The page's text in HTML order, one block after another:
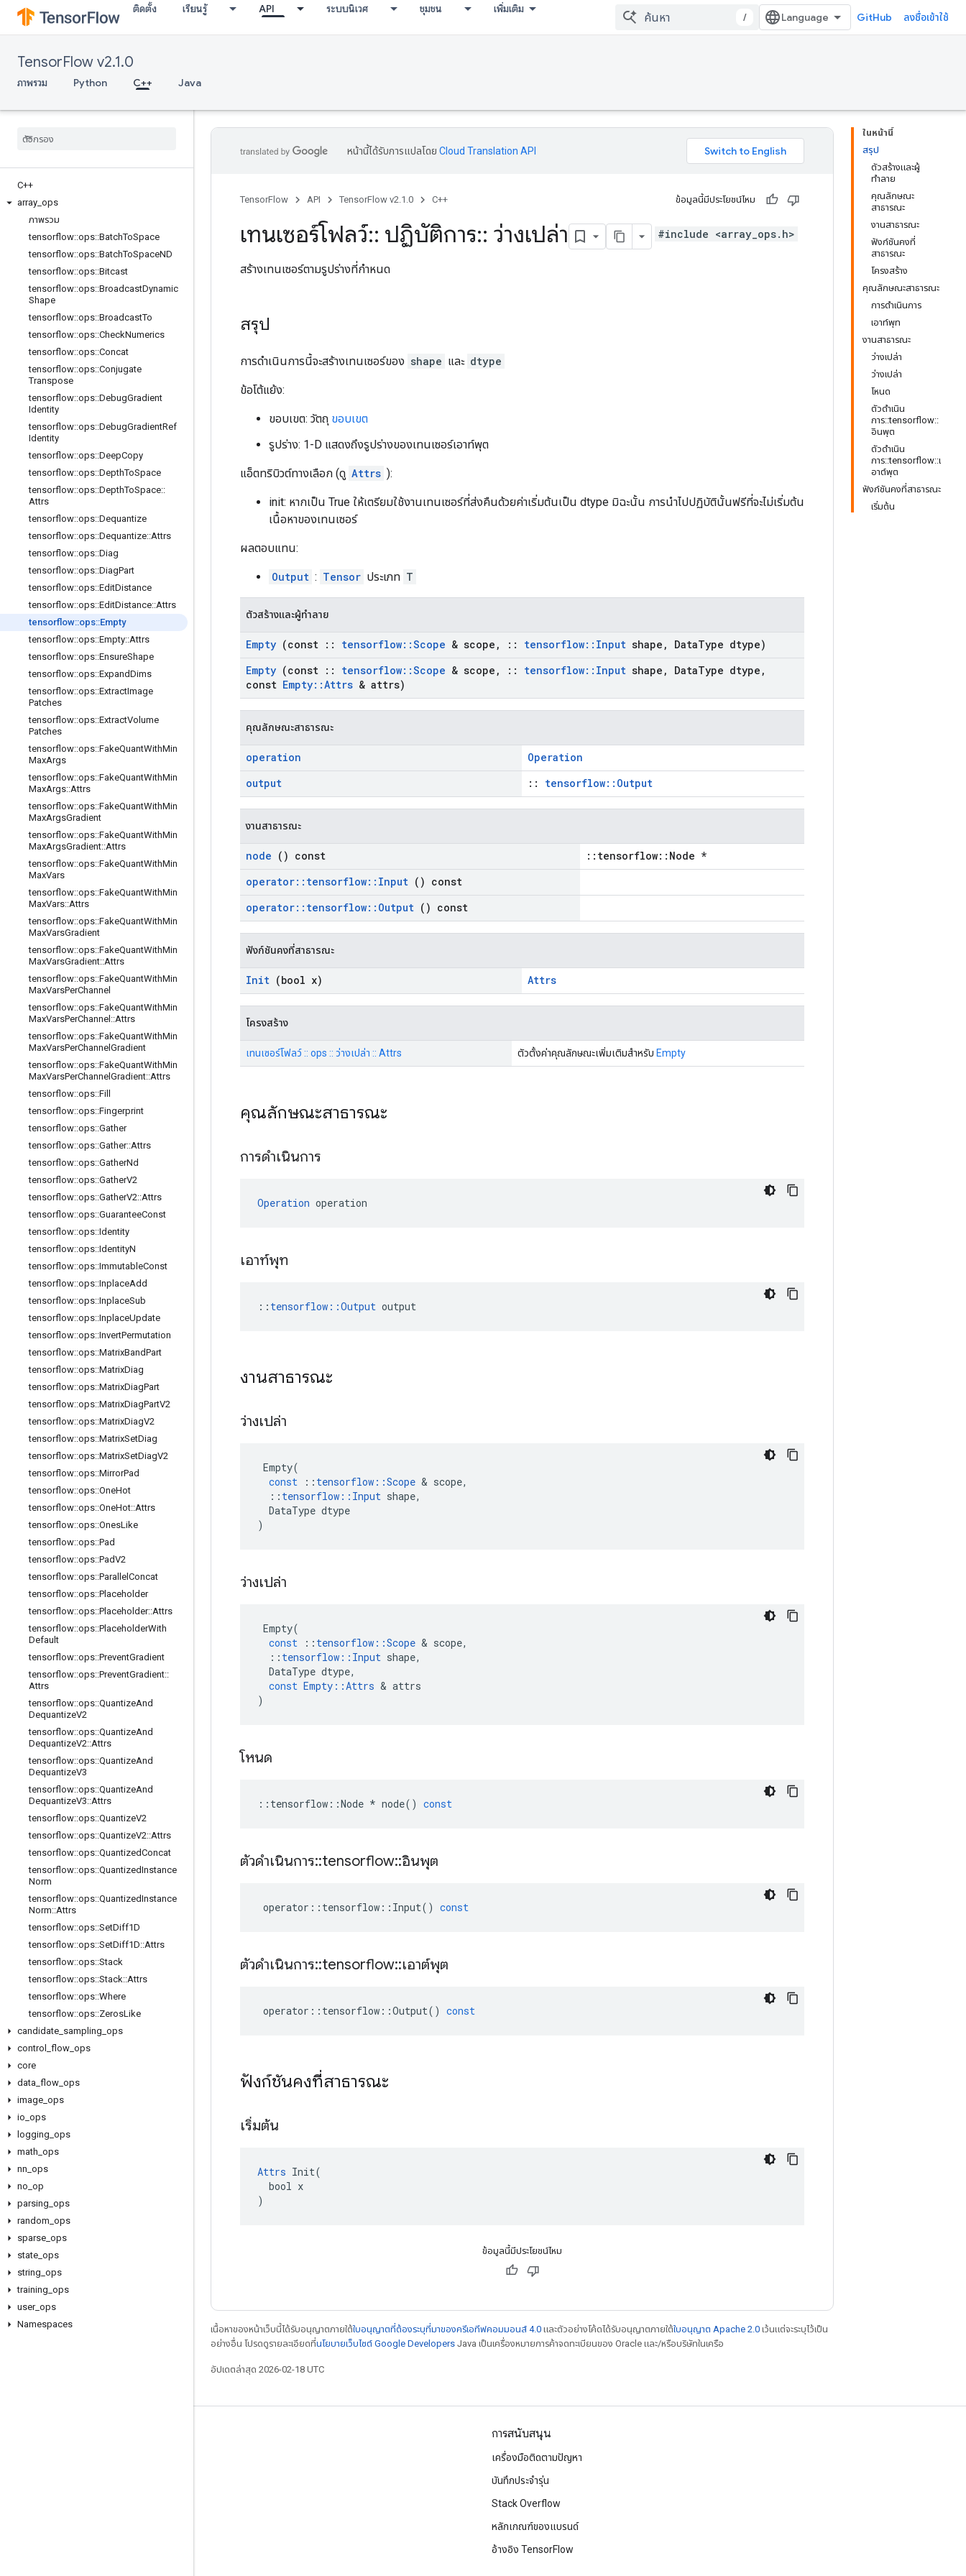
ติดตั้ง เรียนรู้ API ระบบนิเวศ ชุมชน เพิ่มเติม
/ GitHub ลงชื่อเข้าใช้
TensorFlow v2.1.0
ภาพรวม Python C++ Java
C++
array ops
ภาพรวม
tensorflow::ops::BatchToSpace
tensorflow::ops::BatchToSpaceND
tensorflow::ops::Bitcast
tensorflow::ops::BroadcastDynamic
Shape
tensorflow::ops::BroadcastTo
tensorflow::ops::CheckNumerics
tensorflow::ops::Concat
tensorflow::ops::Conjugate
Transpose
tensorflow::ops::DebugGradient
Identity
tensorflow::ops::DebugGradientRef
Identity
tensorflow::ops::DeepCopy
tensorflow::ops::DepthToSpace
tensorflow::ops::DepthToSpace::
Attrs
tensorflow::ops::Dequantize
tensorflow::ops::Dequantize::Attrs
tensorflow::ops::Diag
tensorflow::ops::DiagPart
tensorflow::ops::EditDistance
tensorflow::ops::EditDistance::Attrs
tensorflow::ops::Empty
tensorflow::ops::Empty::Attrs
tensorflow::ops::EnsureShape
tensorflow::ops::ExpandDims
tensorflow::ops::ExtractImage
Patches
tensorflow::ops::ExtractVolume
Patches
tensorflow::ops::FakeQuantWithMin
MaxArgs
tensorflow::ops::FakeQuantWithMin
MaxArgs::Attrs
tensorflow::ops::FakeQuantWithMin
MaxArgsGradient
tensorflow::ops::FakeQuantWithMin
MaxArgsGradient::Attrs
tensorflow::ops::FakeQuantWithMin
MaxVars
tensorflow::ops::FakeQuantWithMin
MaxVars::Attrs
tensorflow::ops::FakeQuantWithMin
MaxVarsGradient
tensorflow::ops::FakeQuantWithMin
MaxVarsGradient::Attrs
tensorflow::ops::FakeQuantWithMin
MaxVarsPerChannel
tensorflow::ops::FakeQuantWithMin
MaxVarsPerChannel ::Attrs
tensorflow::ops::FakeQuantWithMin
MaxVarsPerChannel Gradient
tensorflow::ops::FakeQuantWithMin
MaxVarsPerChannel Gradient::Attrs
tensorflow::ops::Fill
tensorflow::ops::Fingerprint
tensorflow::ops::Gather
tensorflow::ops::Gather::Attrs
tensorflow::ops::GatherNd
tensorflow::ops::GatherV2
tensorflow::ops::GatherV2::Attrs
tensorflow::ops::GuaranteeConst
tensorflow::ops::Identity
tensorflow::ops::IdentityN
tensorflow::ops::ImmutableConst
tensorflow::ops::InplaceAdd
tensorflow::ops::InplaceSub
tensorflow::ops::InplaceUpdate
tensorflow::ops::InvertPermutation
tensorflow::ops::MatrixBandPart
tensorflow::ops::MatrixDiag
tensorflow::ops::MatrixDiagPart
tensorflow::ops::MatrixDiagPartV2
tensorflow::ops::MatrixDiagV2
tensorflow::ops::MatrixSetDiag
tensorflow::ops::MatrixSetDiagV2
tensorflow::ops::MirrorPad
tensorflow::ops::OneHot
tensorflow::ops::OneHot::Attrs
tensorflow::ops::OnesLike
tensorflow::ops::Pad
tensorflow::ops::PadV2
tensorflow::ops::Parallel Concat
tensorflow::ops::Placeholder
tensorflow::ops::Placeholder::Attrs
tensorflow::ops::PlaceholderWith
Default
tensorflow::ops::PreventGradient
tensorflow::ops::PreventGradient::
Attrs
tensorflow::ops::QuantizeAnd
DequantizeV2
tensorflow::ops::QuantizeAnd
DequantizeV2::Attrs
tensorflow::ops::QuantizeAnd
DequantizeV3
tensorflow::ops::QuantizeAnd
DequantizeV3::Attrs
tensorflow::ops::QuantizeV2
tensorflow::ops::QuantizeV2::Attrs
tensorflow::ops::QuantizedConcat
tensorflow::ops::QuantizedInstance
Norm
tensorflow::ops::QuantizedInstance
Norm::Attrs
tensorflow::ops::SetDiff1D
tensorflow::ops::SetDiff1D::Attrs
tensorflow::ops::Stack
tensorflow::ops::Stack::Attrs
tensorflow::ops::Where
tensorflow::ops::ZerosLike
candidate sampling ops
control
flow ops
core
data flow ops
image ops
io ops
logging ops
math ops
nn ops
no op
parsing ops
random ops
sparse ops
state ops
string ops
training ops
user_ ops
Namespaces
ในหน้านี้
สรุป
ตัวสร้างและผู้
ทำลาย
คุณลักษณะ
สาธารณะ
งานสาธารณะ
ฟังก์ชันคงที่
สาธารณะ
โครงสร้าง
คุณลักษณะสาธารณะ
การดำเนินการ
เอาท์พุท
งานสาธารณะ
ว่างเปล่า
ว่างเปล่า
โหนด
ตัวดำเนิน
การ::tensorflow::
อินพุต
ตัวดำเนิน
การ::tensorflow::เ
อาต์พุต
ฟังก์ชันคงที่สาธารณะ
เริ่มต้น
หน้านี้ได้รับการแปลโดย Cloud Translation API
TensorFlow API TensorFlow v2.1.0 C++ ข้อมูลนี้มีประโยชน์ไหม
เทนเซอร์โฟลว์:: ปฏิบัติการ:: ว่างเปล่า #include <array_ops.h>
สร้างเทนเซอร์ตามรูปร่างที่กำหนด
สรุป
การดำเนินการนี้จะสร้างเทนเซอร์ของ shape และ dtype
ข้อโต้แย้ง:
ขอบเขต: วัตถุ ขอบเขต
รูปร่าง: 1-D แสดงถึงรูปร่างของเทนเซอร์เอาท์พุต
แอ็ตทริบิวต์ทางเลือก (ดู Attrs ):
init: หากเป็น True ให้เตรียมใช้งานเทนเซอร์ที่ส่งคืนด้วยค่าเริ่มต้นเป็น dtype มิฉะนั้น การนำไปปฏิบัตินั้นฟรีที่จะไม่เริ่มต้น
เนื้อหาของเทนเซอร์
ผลตอบแทน:
Output : Tensor ประเภท T
ตัวสร้างและผู้ทำลาย
Empty (const :: tensorflow::Scope & scope , :: tensorflow:: Input shape , DataType dtype)
Empty (const :: tensorflow::Scope & scope , :: tensorflow:: Input shape , DataType dtype ,
const Empty::Attrs & attrs)
คุณลักษณะสาธารณะ
operation
Operation
output
:: tensorflow::Output
งานสาธารณะ
node () const
::tensorflow::Node *
operator:: tensorflow:: Input () const
operator:: tensorflow:: Output () const
ฟังก์ชันคงที่สาธารณะ
Init (bool x) Attrs
โครงสร้าง
เทนเซอร์โฟลว์ :: ops :: ว่างเปล่า :: Attrs ตัวตั้งค่าคุณลักษณะเพิ่มเติมสำหรับ Empty
คุณลักษณะสาธารณะ
การดำเนินการ
Operation operation
เอาท์พุท
:: tensorflow::Output output
งานสาธารณะ
ว่างเปล่า
Empty(
const
:: tensorflow ::Scope & scope,
:: tensorflow :: Input shape,
DataType dtype
)
ว่างเปล่า
Empty(
const
:: tensorflow ::Scope & scope,
:: tensorflow :: Input shape,
DataType dtype,
const Empty ::Attrs & attrs
)
โหนด
:: tensorflow ::Node * node() const
ตัวดำเนินการ::tensorflow::อินพุต
operator :: tensorflow :: Input() const
ตัวดำเนินการ::tensorflow::เอาต์พุต
operator :: tensorflow ::Output() const
ฟังก์ชันคงที่สาธารณะ
เริ่มต้น
Attrs Init(
  bool x
)
ข้อมูลนี้มีประโยชน์ไหม
เนื้อหาของหน้าเว็บนี้ได้รับอนุญาตภายใต้ใบอนุญาตที่ต้องระบุที่มาของครีเอทีฟคอมมอนส์ 4.0 และตัวอย่างโค้ดได้รับอนุญาตภายใต้ใบอนุญาต Apache 2.0 เว้นแต่จะระบุไว้เป็น
อย่างอื่น โปรดดูรายละเอียดที่นโยบายเว็บไซต์ Google Developers Java เป็นเครื่องหมายการค้าจดทะเบียนของ Oracle และ/หรือบริษัทในเครือ
อัปเดตล่าสุด 2026-02-18 UTC
การสนับสนุน
เครื่องมือติดตามปัญหา
บันทึกประจำรุ่น
Stack Overflow
หลักเกณฑ์ของแบรนด์
อ้างอิง TensorFlow